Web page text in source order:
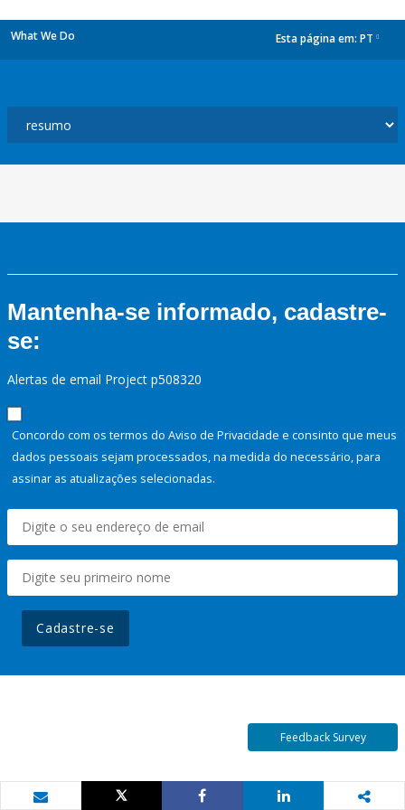
What We Do Esta página em: PT
Mantenha-se informado, cadastre-
se:
Alertas de email Project p508320
Concordo com os termos do Aviso de Privacidade e consinto que meus
dados pessoais sejam processados, na medida do necessário, para
assinar as atualizações selecionadas.
Cadastre-se
Feedback Survey